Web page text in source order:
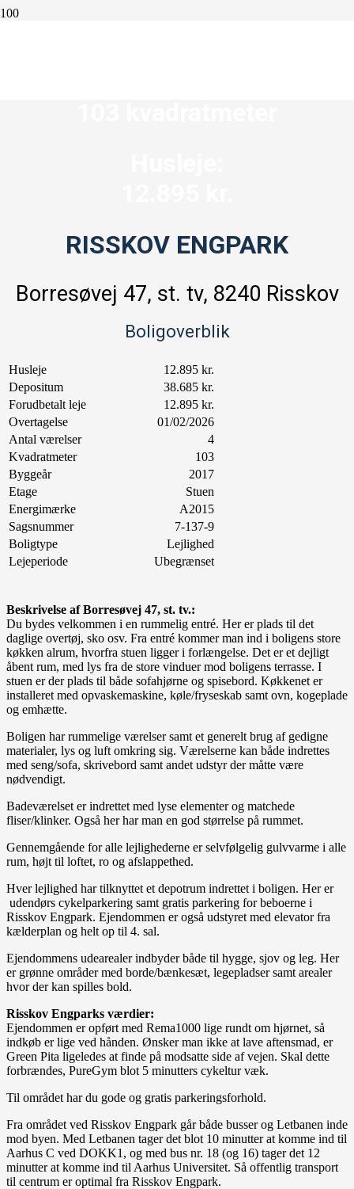
RISSKOV ENGPARK
Borresøvej 47, st. tv, 8240 Risskov
Boligoverblik
Husleje
12.895 kr.
Depositum
38.685 kr.
Forudbetalt leje
12.895 kr.
Overtagelse
01/02/2026
Antal værelser
4
Kvadratmeter
103
Byggeår
2017
Etage
Stuen
Energimærke
A2015
Sagsnummer
7-137-9
Boligtype
Lejlighed
Lejeperiode
Ubegrænset
Beskrivelse af Borresøvej 47, st. tv.:
Du bydes velkommen i en rummelig entré. Her er plads til det
daglige overtøj, sko osv. Fra entré kommer man ind i boligens store
køkken alrum, hvorfra stuen ligger i forlængelse. Det er et dejligt
åbent rum, med lys fra de store vinduer mod boligens terrasse. I
stuen er der plads til både sofahjørne og spisebord. Køkkenet er
installeret med opvaskemaskine, køle/fryseskab samt ovn, kogeplade
og emhætte.
Boligen har rummelige værelser samt et generelt brug af gedigne
materialer, lys og luft omkring sig. Værelserne kan både indrettes
med seng/sofa, skrivebord samt andet udstyr der måtte være
nødvendigt.
Badeværelset er indrettet med lyse elementer og matchede
fliser/klinker. Også her har man en god størrelse på rummet.
Gennemgående for alle lejlighederne er selvfølgelig gulvvarme i alle
rum, højt til loftet, ro og afslappethed.
Hver lejlighed har tilknyttet et depotrum indrettet i boligen. Her er
udendørs cykelparkering samt gratis parkering for beboerne i
Risskov Engpark. Ejendommen er også udstyret med elevator fra
kælderplan og helt op til 4. sal.
Ejendommens udearealer indbyder både til hygge, sjov og leg. Her
er grønne områder med borde/bænkesæt, legepladser samt arealer
hvor der kan spilles bold.
Risskov Engparks værdier:
Ejendommen er opført med Rema1000 lige rundt om hjørnet, så
indkøb er lige ved hånden. Ønsker man ikke at lave aftensmad, er
Green Pita ligeledes at finde på modsatte side af vejen. Skal dette
forbrændes, PureGym blot 5 minutters cykeltur væk.
Til området har du gode og gratis parkeringsforhold.
Fra området ved Risskov Engpark går både busser og Letbanen inde
mod byen. Med Letbanen tager det blot 10 minutter at komme ind til
Aarhus C ved DOKK1, og med bus nr. 18 (og 16) tager det 12
minutter at komme ind til Aarhus Universitet. Så offentlig transport
til centrum er optimal fra Risskov Engpark.